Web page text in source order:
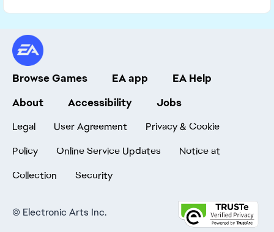
Browse Games EA app
EA Help
About
Accessibility Jobs
Legal User Agreement
Privacy & Cookie
Policy
Online Service Updates
Notice at
Collection
Security
© Electronic Arts Inc.